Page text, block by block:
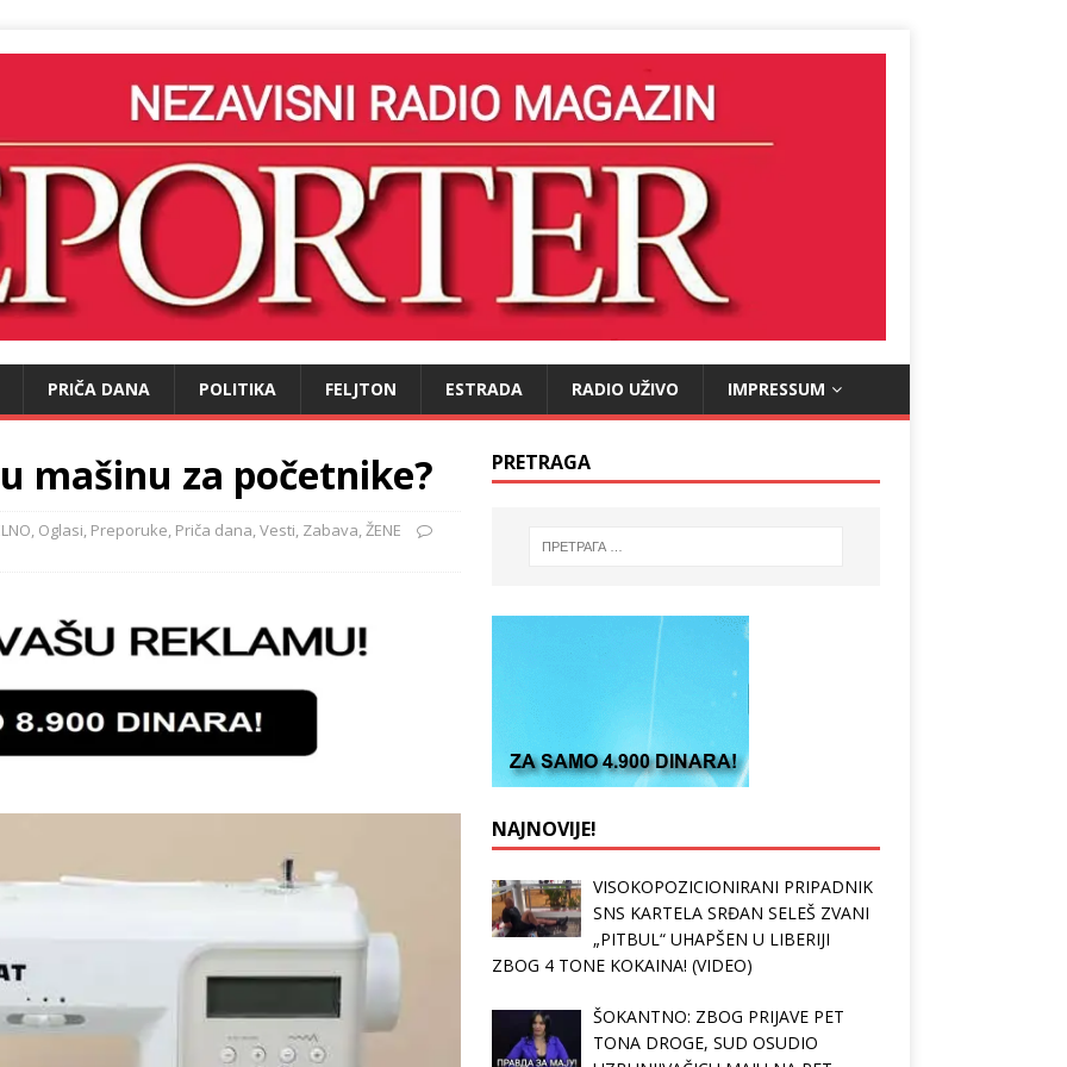
PRIČA DANA POLITIKA FELJTON ESTRADA RADIO UŽIVO IMPRESSUM
mašinu za početnike?
, Oglasi, Preporuke, Priča dana,Vesti, Zabava,ŽENE
PRETRAGA
NAJNOVIJE!
VISOKOPOZICIONIRANI PRIPADNIK
SNS KARTELA SRĐAN SELEŠ ZVANI
„PITBUL“ UHAPŠEN U LIBERIJI
ZBOG 4 TONE KOKAINA! (VIDEO)
ŠOKANTNO: ZBOG PRIJAVE PET
TONA DROGE, SUD OSUDIO